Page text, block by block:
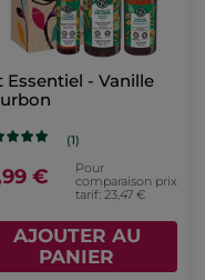
Essentiel - Vanille
(1)
€
Pour
comparaison prix
tarif: 23,47 €
AJOUTER AU
PANIER